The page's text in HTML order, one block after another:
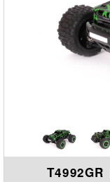
T4992GR